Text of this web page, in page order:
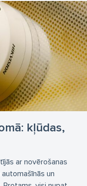
kļūdas,
ar novērošanas
un